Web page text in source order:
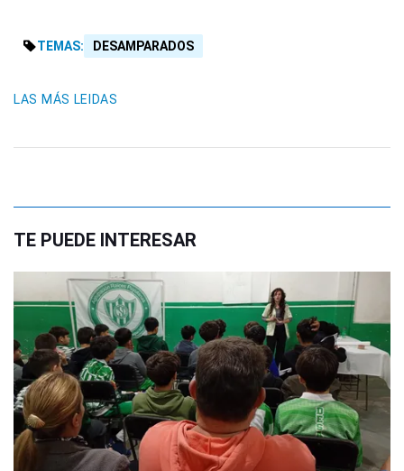
TEMAS: DESAMPARADOS
LAS MÁS LEIDAS
TE PUEDE INTERESAR